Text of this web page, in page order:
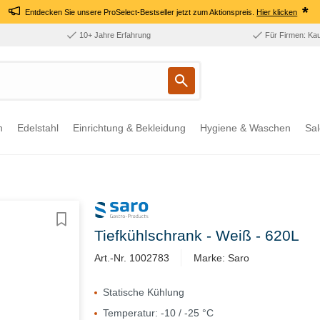
Entdecken Sie unsere ProSelect-Bestseller jetzt zum Aktionspreis.Hier klicken *
10+ Jahre Erfahrung Für Firmen:
Edelstahl Einrichtung & Bekleidung Hygiene & Waschen
Tiefkühlschrank - Weiß - 620L
Art.-Nr. 1002783 Marke: Saro
Statische Kühlung
Temperatur: -10 / -25 °C